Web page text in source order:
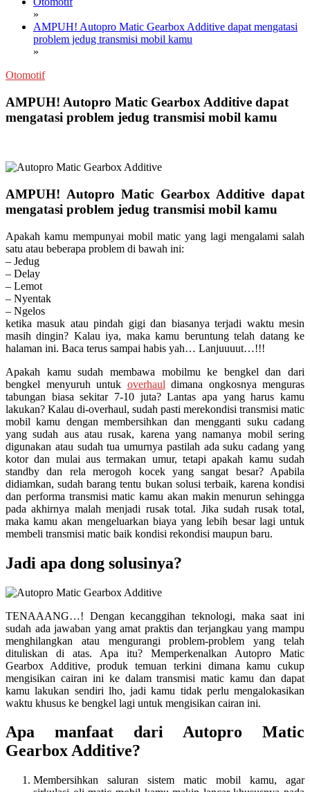
»
AMPUH! Autopro Matic Gearbox Additive dapat mengatasi
problem jedug transmisi mobil kamu
»
Otomotif
AMPUH! Autopro Matic Gearbox Additive dapat
mengatasi problem jedug transmisi mobil kamu
AMPUH! Autopro Matic Gearbox Additive dapat
mengatasi problem jedug transmisi mobil kamu
Apakah kamu mempunyai mobil matic yang lagi mengalami salah
satu atau beberapa problem di bawah ini:
– Jedug
– Delay
– Lemot
– Nyentak
– Ngelos
ketika masuk atau pindah gigi dan biasanya terjadi waktu mesin
masih dingin? Kalau iya, maka kamu beruntung telah datang ke
halaman ini. Baca terus sampai habis yah… Lanjuuuut…!!!
Apakah kamu sudah membawa mobilmu ke bengkel dan dari
bengkel menyuruh untuk overhaul dimana ongkosnya menguras
tabungan biasa sekitar 7-10 juta? Lantas apa yang harus kamu
lakukan? Kalau di-overhaul, sudah pasti merekondisi transmisi matic
mobil kamu dengan membersihkan dan mengganti suku cadang
yang sudah aus atau rusak, karena yang namanya mobil sering
digunakan atau sudah tua umurnya pastilah ada suku cadang yang
kotor dan mulai aus termakan umur, tetapi apakah kamu sudah
standby dan rela merogoh kocek yang sangat besar? Apabila
didiamkan, sudah barang tentu bukan solusi terbaik, karena kondisi
dan performa transmisi matic kamu akan makin menurun sehingga
pada akhirnya malah menjadi rusak total. Jika sudah rusak total,
maka kamu akan mengeluarkan biaya yang lebih besar lagi untuk
membeli transmisi matic baik kondisi rekondisi maupun baru.
Jadi apa dong solusinya?
TENAAANG…! Dengan kecanggihan teknologi, maka saat ini
sudah ada jawaban yang amat praktis dan terjangkau yang mampu
menghilangkan atau mengurangi problem-problem yang telah
dituliskan di atas. Apa itu? Memperkenalkan Autopro Matic
Gearbox Additive, produk temuan terkini dimana kamu cukup
mengisikan cairan ini ke dalam transmisi matic kamu dan dapat
kamu lakukan sendiri lho, jadi kamu tidak perlu mengalokasikan
waktu khusus ke bengkel lagi untuk mengisikan cairan ini.
Apa manfaat dari Autopro Matic
Gearbox Additive?
Membersihkan saluran sistem matic mobil kamu, agar